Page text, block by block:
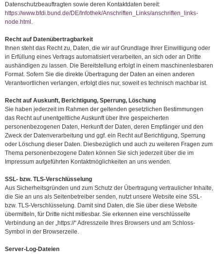
Datenschutzbeauftragten sowie deren Kontaktdaten bereit:
https://www.bfdi.bund.de/DE/Infothek/Anschriften_Links/anschriften_links-
node.html .
Recht auf Datenübertragbarkeit
Ihnen steht das Recht zu, Daten, die wir auf Grundlage Ihrer Einwilligung oder
in Erfüllung eines Vertrags automatisiert verarbeiten, an sich oder an Dritte
aushändigen zu lassen. Die Bereitstellung erfolgt in einem maschinenlesbaren
Format. Sofern Sie die direkte Übertragung der Daten an einen anderen
Verantwortlichen verlangen, erfolgt dies nur, soweit es technisch machbar ist.
Recht auf Auskunft, Berichtigung, Sperrung, Löschung
Sie haben jederzeit im Rahmen der geltenden gesetzlichen Bestimmungen
das Recht auf unentgeltliche Auskunft über Ihre gespeicherten
personenbezogenen Daten, Herkunft der Daten, deren Empfänger und den
Zweck der Datenverarbeitung und ggf. ein Recht auf Berichtigung, Sperrung
oder Löschung dieser Daten. Diesbezüglich und auch zu weiteren Fragen zum
Thema personenbezogene Daten können Sie sich jederzeit über die im
Impressum aufgeführten Kontaktmöglichkeiten an uns wenden.
SSL- bzw. TLS-Verschlüsselung
Aus Sicherheitsgründen und zum Schutz der Übertragung vertraulicher Inhalte,
die Sie an uns als Seitenbetreiber senden, nutzt unsere Website eine SSL-
bzw. TLS-Verschlüsselung. Damit sind Daten, die Sie über diese Website
übermitteln, für Dritte nicht mitlesbar. Sie erkennen eine verschlüsselte
Verbindung an der „https://“ Adresszeile Ihres Browsers und am Schloss-
Symbol in der Browserzeile.
Server-Log-Dateien